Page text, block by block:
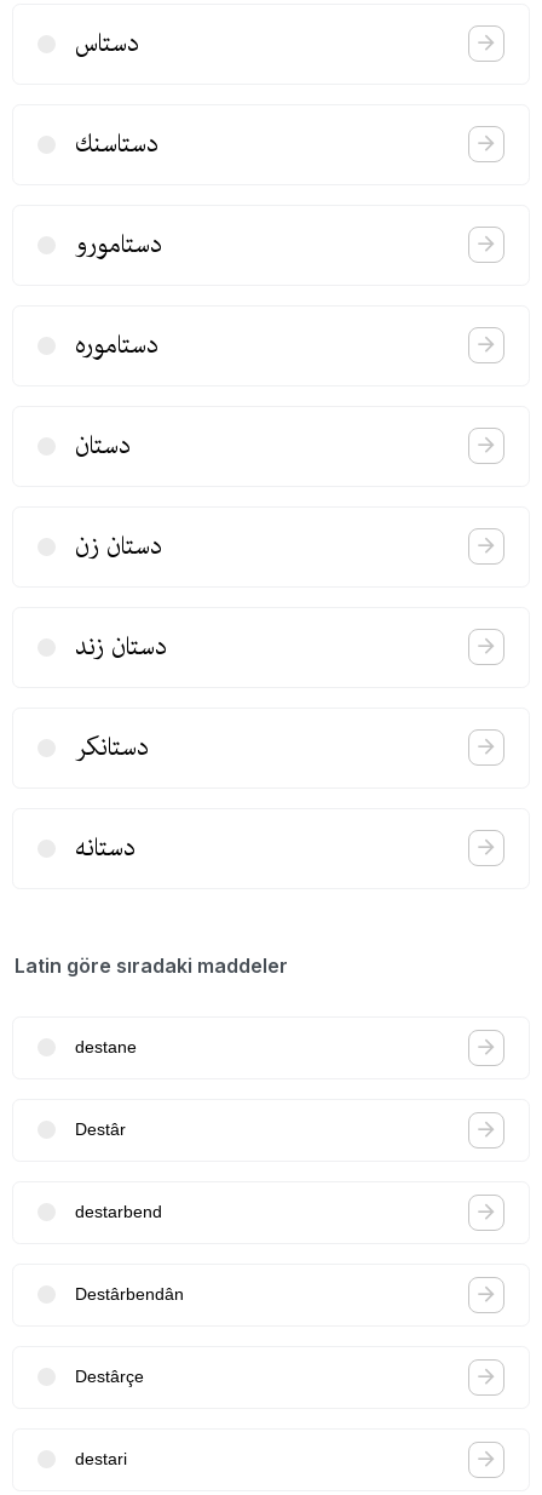
دستاس
دستاسنك
دستامورو
دستاموره
دستان
دستان زن
دستان زند
دستانكر
دستانه
Latin göre sıradaki maddeler
destane
Destâr
destarbend
Destârbendân
Destârçe
destari